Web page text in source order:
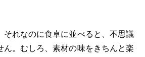
それなのに食卓に並べると、不思議
ん。むしろ、素材の味をきちんと楽